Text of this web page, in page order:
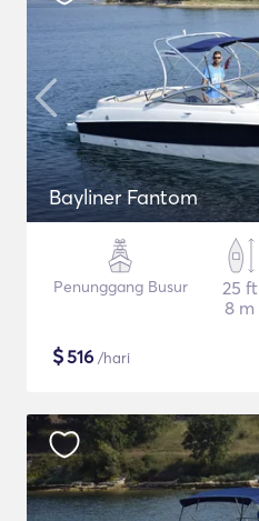
Bayliner Fantom
Penunggang Busur
25 ft
8 m
$516 /hari